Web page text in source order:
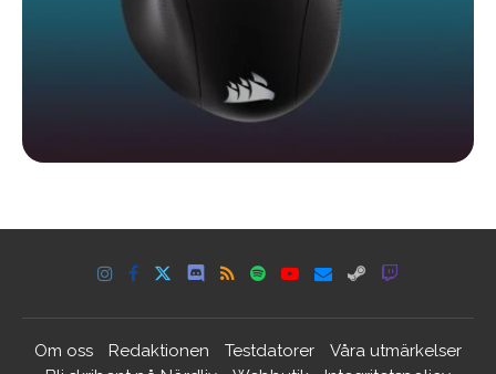
Om oss Redaktionen Testdatorer
Våra utmärkelser